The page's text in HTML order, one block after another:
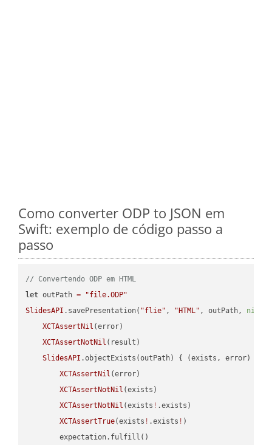
Como converter ODP to JSON em
Swift: exemplo de código passo a
passo
// Convertendo ODP em HTML
let outPath =
"file.ODP"
SlidesAPI .savePresentation( "flie" , "HTML" , outPath, nil
XCTAssertNil (error)
XCTAssertNotNil (result)
SlidesAPI .objectExists(outPath) { (exists, error) ->
XCTAssertNil (error)
XCTAssertNotNil (exists)
XCTAssertNotNil (exists ! .exists)
XCTAssertTrue(exists ! .exists ! )
        expectation.fulfill()